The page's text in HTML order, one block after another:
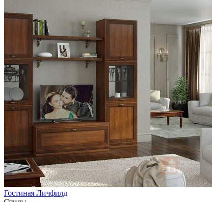
Гостиная Личфилд